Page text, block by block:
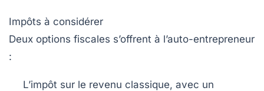
Impôts à considérer
Deux options fiscales s’offrent à l’auto-entrepreneur
:
L’impôt sur le revenu classique, avec un